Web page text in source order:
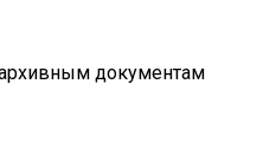
документам